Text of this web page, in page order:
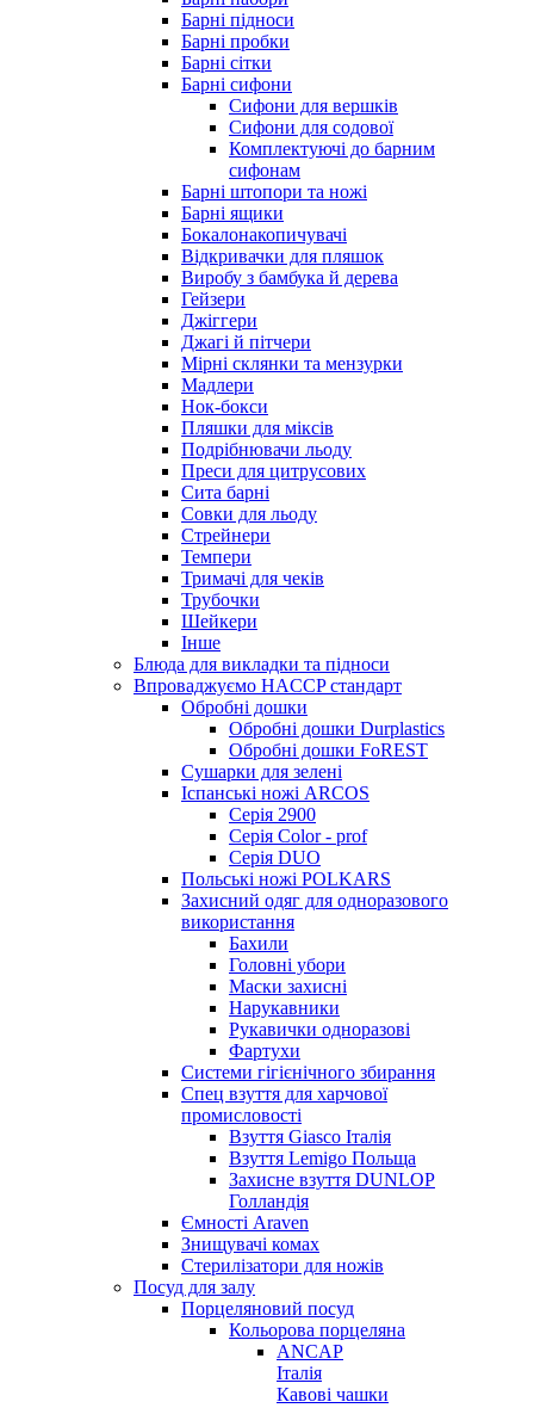
Барні підноси
Барні пробки
Барні сітки
Барні сифони
Сифони для вершків
Сифони для содової
Комплектуючі до барним
сифонам
Барні штопори та ножі
Барні ящики
Бокалонакопичувачі
Відкривачки для пляшок
Виробу з бамбука й дерева
Гейзери
Джіггери
Джагі й пітчери
Мірні склянки та мензурки
Мадлери
Нок-бокси
Пляшки для міксів
Подрібнювачи льоду
Преси для цитрусових
Сита барні
Совки для льоду
Стрейнери
Темпери
Тримачі для чеків
Трубочки
Шейкери
Інше
Блюда для викладки та підноси
Впроваджуємо HACCP стандарт
Обробні дошки
Обробні дошки Durplastics
Обробні дошки FoREST
Сушарки для зелені
Іспанські ножі ARCOS
Серія 2900
Серія Color - prof
Серія DUO
Польські ножі POLKARS
Захисний одяг для одноразового
використання
Бахили
Головні убори
Маски захисні
Нарукавники
Рукавички одноразові
Фартухи
Системи гігієнічного збирання
Спец взуття для харчової
промисловості
Взуття Giasco Італія
Взуття Lemigo Польща
Захисне взуття DUNLOP
Голландія
Ємності Araven
Знищувачі комах
Стерилізатори для ножів
Посуд для залу
Порцеляновий посуд
Кольорова порцеляна
ANCAP
Італія
Кавові чашки